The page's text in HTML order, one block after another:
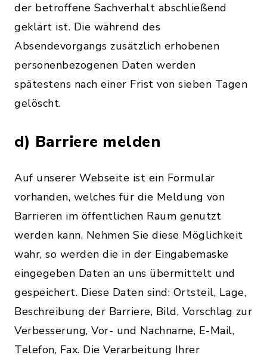
der betroffene Sachverhalt abschließend
geklärt ist. Die während des
Absendevorgangs zusätzlich erhobenen
personenbezogenen Daten werden
spätestens nach einer Frist von sieben Tagen
gelöscht.
d) Barriere melden
Auf unserer Webseite ist ein Formular
vorhanden, welches für die Meldung von
Barrieren im öffentlichen Raum genutzt
werden kann. Nehmen Sie diese Möglichkeit
wahr, so werden die in der Eingabemaske
eingegeben Daten an uns übermittelt und
gespeichert. Diese Daten sind: Ortsteil, Lage,
Beschreibung der Barriere, Bild, Vorschlag zur
Verbesserung, Vor- und Nachname, E-Mail,
Telefon, Fax. Die Verarbeitung Ihrer